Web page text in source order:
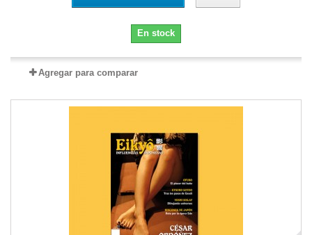
En stock
Agregar para comparar